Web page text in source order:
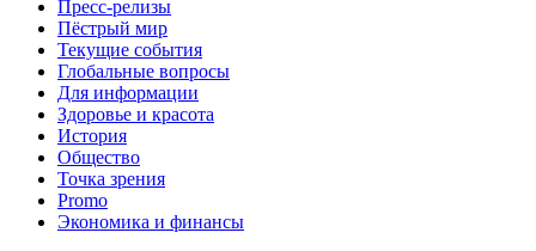
Пресс-релизы
Пёстрый мир
Текущие события
Глобальные вопросы
Для информации
Здоровье и красота
История
Общество
Точка зрения
Promo
Экономика и финансы